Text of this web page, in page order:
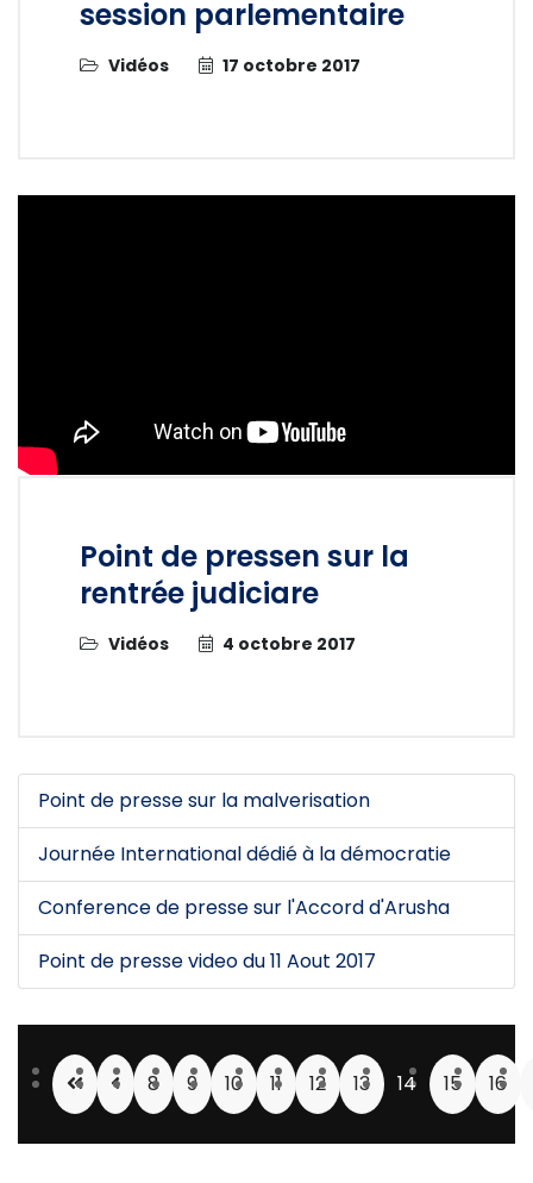
session parlementaire
Vidéos 17 octobre 2017
Point de pressen sur la
rentrée judiciare
Vidéos 4 octobre 2017
Point de presse sur la malverisation
Journée International dédié à la démocratie
Conference de presse sur l'Accord d'Arusha
Point de presse video du 11 Aout 2017
8 9 10 11 12 13 14 15 16